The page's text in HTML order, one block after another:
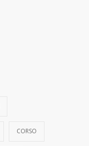
CORSO